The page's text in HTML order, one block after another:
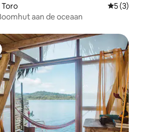
Toro
5 (3)
aan de oceaan